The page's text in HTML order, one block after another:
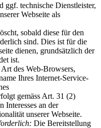
ggf. technische Dienstleister,
Webseite als
sobald diese für den
sind. Dies ist für die
dienen, grundsätzlich der
ist.
Art des Web-Browsers,
Ihres Internet-Service-
gemäss Art. 31 (2)
Interesses an der
unserer Webseite.
Die Bereitstellung